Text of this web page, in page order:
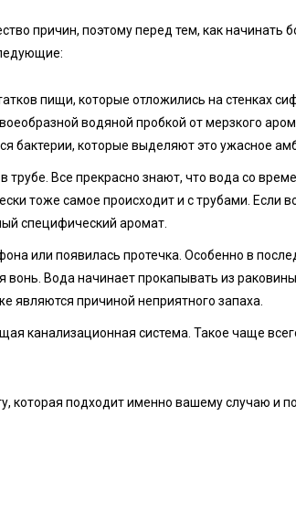
причин, поэтому перед тем, как начинать
пищи, которые отложились на стенках
водяной пробкой от мерзкого
бактерии, которые выделяют это ужасное
трубе. Все прекрасно знают, что вода со
тоже самое происходит и с трубами. Если
специфический аромат.
или появилась протечка. Особенно в
Вода начинает прокапывать из раковины
являются причиной неприятного запаха.
канализационная система. Такое чаще
которая подходит именно вашему случаю и